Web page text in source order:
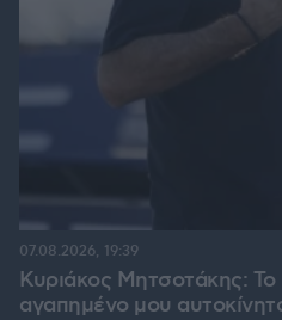
Κυριάκος Μητσοτάκης:
αγαπημένο μου
07.08.2026, 19:39